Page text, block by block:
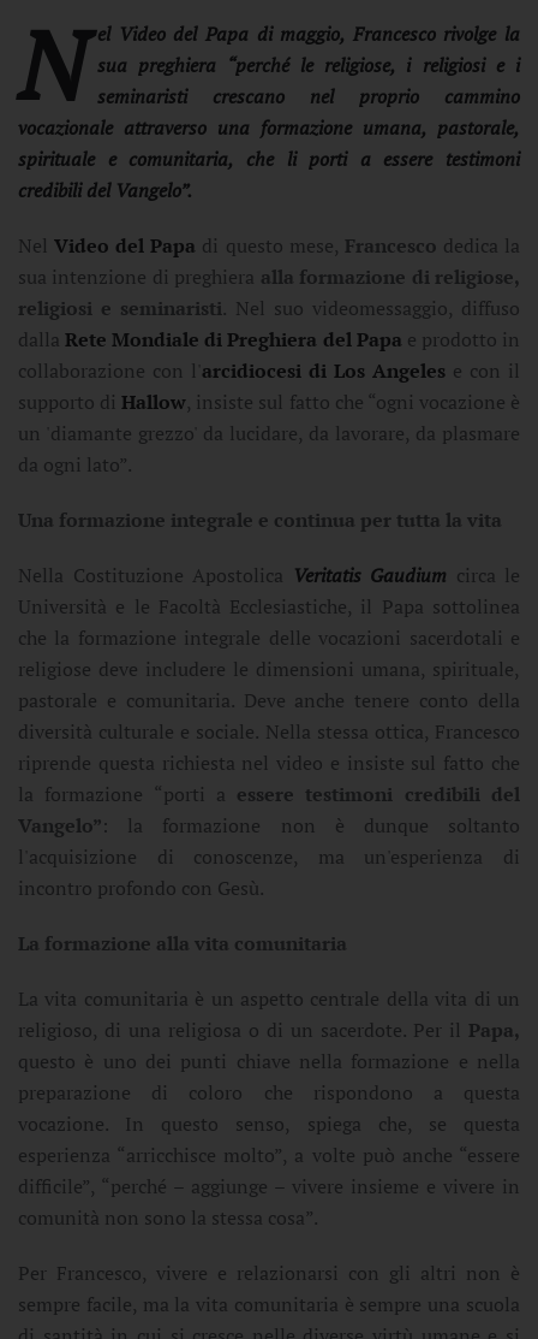
N el Video del Papa di maggio, Francescorivolge la
sua preghiera “perché le religiose, i religiosi e i
seminaristi crescano nel proprio cammino
vocazionale attraverso una formazione umana, pastorale,
spirituale e comunitaria, che li porti a essere testimoni
credibili del Vangelo”.
NelVideo del Papa di questo mese, Francesco dedica la
sua intenzione di preghiera alla formazione di religiose,
religiosi e seminaristi. Nel suo videomessaggio, diffuso
dallaRete Mondiale di Preghiera del Papa e prodotto in
collaborazione con l' arcidiocesi di Los Angeles e con il
supporto diHallow, insiste sul fatto che “ogni vocazione è
un 'diamante grezzo' da lucidare, da lavorare, da plasmare
da ogni lato”.
Una formazione integrale e continua per tutta la vita
Nella Costituzione Apostolica Veritatis Gaudium circa le
Università e le Facoltà Ecclesiastiche, il Papa sottolinea
che la formazione integrale delle vocazioni sacerdotali e
religiose deve includere le dimensioni umana, spirituale,
pastorale e comunitaria. Deve anche tenere conto della
diversità culturale e sociale. Nella stessa ottica, Francesco
riprende questa richiesta nel video e insiste sul fatto che
la formazione “porti a essere testimoni credibili del
Vangelo”: la formazione non è dunque soltanto
l'acquisizione di conoscenze, ma un'esperienza di
incontro profondo con Gesù.
La formazione alla vita comunitaria
La vita comunitaria è un aspetto centrale della vita di un
religioso, di una religiosa o di un sacerdote. Per il Papa,
questo è uno dei punti chiave nella formazione e nella
preparazione di coloro che rispondono a questa
vocazione. In questo senso, spiega che, se questa
esperienza “arricchisce molto”, a volte può anche “essere
difficile”, “perché – aggiunge – vivere insieme e vivere in
comunità non sono la stessa cosa”.
Per Francesco, vivere e relazionarsi con gli altri non è
sempre facile, ma la vita comunitaria è sempre una scuola